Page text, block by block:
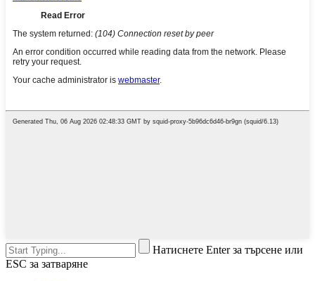
Натиснете Enter за търсене или
ESC за затваряне